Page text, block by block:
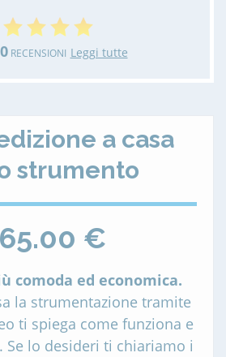
RECENSIONI Leggi tutte
a casa
strumento
€
comoda ed economica.
la strumentazione tramite
ti spiega come funziona e
Se lo desideri ti chiariamo i